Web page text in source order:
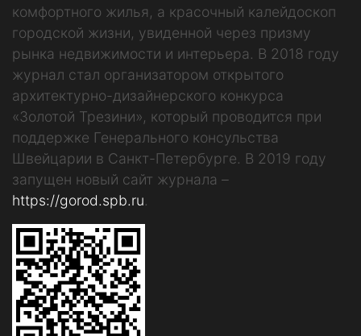
комфортного жилья, а красочный калейдоскоп
городской жизни, увиденной через призму
рынка недвижимости и интерьера. В 2018 году
журнал стал организатором открытого
архитектурно-дизайнерского конкурса
«Золотой Трезини», который проводится при
поддержке Генерального консульства
Швейцарии в Санкт-Петербурге. В 2019 году
запущен новый сайт журнала –
https://gorod.spb.ru.